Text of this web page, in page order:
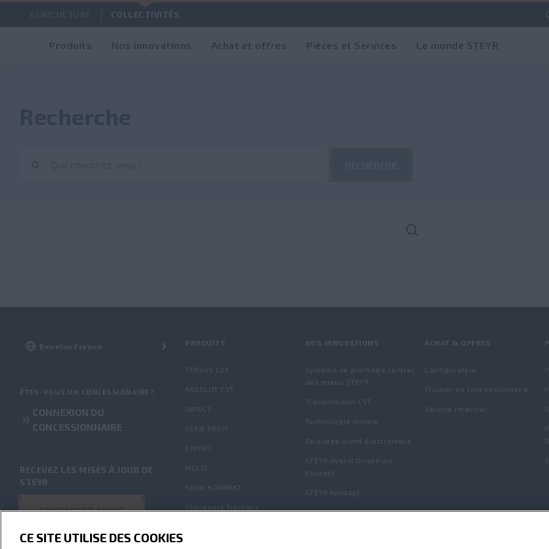
COLLECTIVITÉS
Produits Nos innovations Achat et offres Pièces et Services Le monde STEYR
ÊTES-VOUS UN CONCESSIONAIRE?
CONNEXION DU
CONCESSIONNAIRE
RECEVEZ LES MISES À JOUR DE
STEYR
CONTACTEZ-NOUS
PRODUITS
TERRUS CVT
ABSOLUT CVT
IMPULS
SÉRIE PROFI
EXPERT
MULTI
SÉRIE KOMPAKT
Chargeurs frontaux
NOS INNOVATIONS
Système de gonflage central
des pneus STEYR
Transmission CVT
Technologie moteur
Relevage avant électronique
STEYR Hybrid Drivetrain
Konzept
STEYR Konzept
ACHAT & OFFRES
Configurateur
Trouver un concessionnaire
Service financier
CE SITE UTILISE DES COOKIES